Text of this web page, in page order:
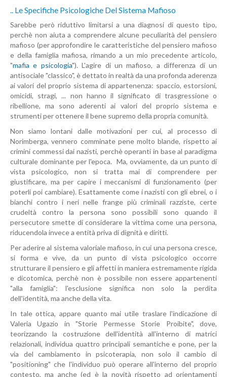
.. Le Specifiche Psicologiche Del Sistema Mafioso
Sarebbe però riduttivo limitarsi a una diagnosi di questo tipo,
perchè non aiuta a comprendere alcune peculiarità del pensiero
mafioso (per approfondire le caratteristiche del pensiero mafioso
e della famiglia mafiosa, rimando a un mio precedente articolo,
"mafia e psicologia"). L'agire di un mafioso, a differenza di un
antisociale "classico", è dettato in realtà da una profonda aderenza
ai valori del proprio sistema di appartenenza: spaccio, estorsioni,
omicidi, stragi, ... non hanno il significato di trasgressione o
ribellione, ma sono aderenti ai valori del proprio sistema e
strumenti per ottenere il bene supremo della propria comunità.
Non siamo lontani dalle motivazioni per cui, al processo di
Norimberga, vennero comminate pene molto blande, rispetto ai
crimini commessi dai nazisti, perchè operanti in base al paradigma
culturale dominante per l'epoca. Ma, ovviamente, da un punto di
vista psicologico, non si tratta mai di comprendere per
giustificare, ma per capire i meccanismi di funzionamento (per
poterli poi cambiare). Esattamente come i nazisti con gli ebrei, o i
bianchi contro i neri nelle frange più criminali razziste, certe
crudeltà contro la persona sono possibili sono quando il
persecutore smette di considerare la vittima come una persona,
riducendola invece a entità priva di dignità e diritti.
Per aderire al sistema valoriale mafioso, in cui una persona cresce,
si forma e vive, da un punto di vista psicologico occorre
strutturare il pensiero e gli affetti in maniera estremamente rigida
e dicotomica, perchè non è possibile non essere appartenenti
"alla famiglia": l'esclusione significa non solo la perdita
dell'identità, ma anche della vita.
In tale ottica, appare quanto mai utile traslare l'indicazione di
Valeria Ugazio in "Storie Permesse Storie Proibite", dove,
teorizzando la costruzione dell'identità all'interno di matrici
relazionali, individua quattro principali semantiche e pone, per la
via del cambiamento in psicoterapia, non solo il cambio di
"positioning" che l'individuo può operare all'interno del proprio
contesto, ma anche (ed è la novità rispetto ad orientamenti